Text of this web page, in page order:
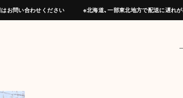
お問い合わせください ※北海道、一部東北地方で配送に遅れが